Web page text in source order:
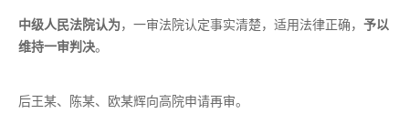
中级人民法院认为 ，一审法院认定事实清楚，适用法律正确， 予以
维持一审判决。
后王某、陈某、欧某辉向高院申请再审。